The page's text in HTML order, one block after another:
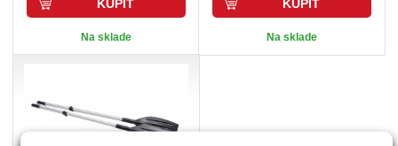
KÚPIŤ
Na sklade
KÚPIŤ
Na sklade